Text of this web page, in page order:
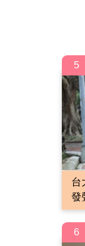
5
台
發
6